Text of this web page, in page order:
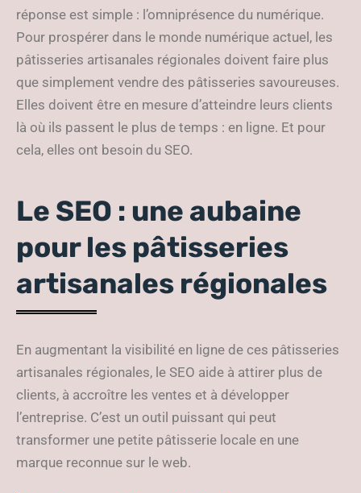
réponse est simple : l’omniprésence du numérique.
Pour prospérer dans le monde numérique actuel, les
pâtisseries artisanales régionales doivent faire plus
que simplement vendre des pâtisseries savoureuses.
Elles doivent être en mesure d’atteindre leurs clients
là où ils passent le plus de temps : en ligne. Et pour
cela, elles ont besoin du SEO.
Le SEO : une aubaine
pour les pâtisseries
artisanales régionales
En augmentant la visibilité en ligne de ces pâtisseries
artisanales régionales, le SEO aide à attirer plus de
clients, à accroître les ventes et à développer
l’entreprise. C’est un outil puissant qui peut
transformer une petite pâtisserie locale en une
marque reconnue sur le web.